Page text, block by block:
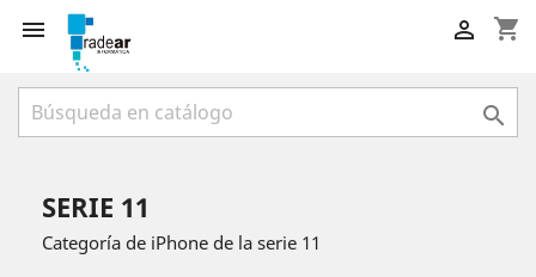
 shopping_cart


SERIE 11
Categoría de iPhone de la serie 11